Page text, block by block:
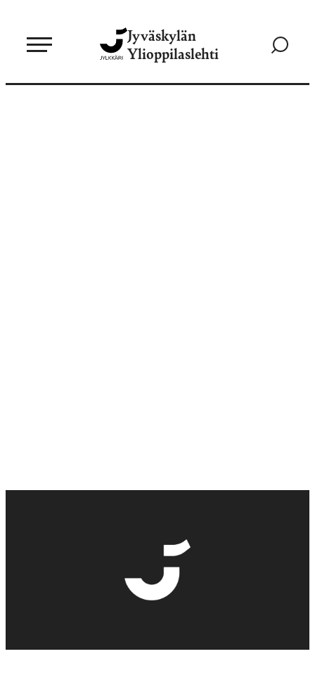
sisältöön
Jyväskylän
Ylioppilaslehti
Siirry